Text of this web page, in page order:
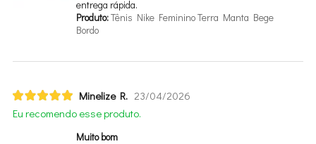
entrega rápida.
Produto:Tênis Nike Feminino Terra Manta Bege
Bordo
Minelize R. 23/04/2026
Eu recomendo esse produto.
Muito bom